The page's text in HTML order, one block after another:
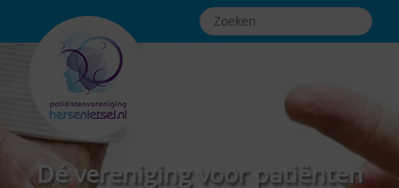
Dé vereniging voor patiënten